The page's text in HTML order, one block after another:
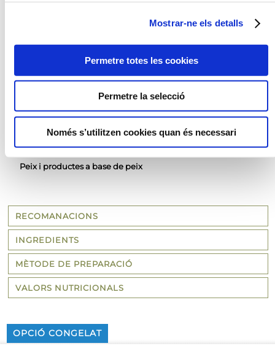
Mostrar-ne els detalls
Permetre totes les cookies
Permetre la selecció
Només s’utilitzen cookies quan és necessari
Fregidora
AL·LÈRGENS
Llet i els seus derivats (inclosa la lactosa)
Cereals que continguin gluten i productes derivats.
Peix i productes a base de peix
RECOMANACIONS
INGREDIENTS
MÈTODE DE PREPARACIÓ
VALORS NUTRICIONALS
OPCIÓ CONGELAT